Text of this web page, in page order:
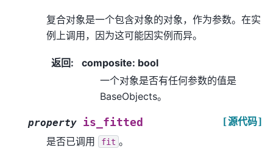
复合对象是一个包含对象的对象，作为参数。在实
例上调用，因为这可能因实例而异。
返回:
composite: bool
一个对象是否有任何参数的值是
BaseObjects。
property is_fitted [源代码]
是否已调用 fit 。